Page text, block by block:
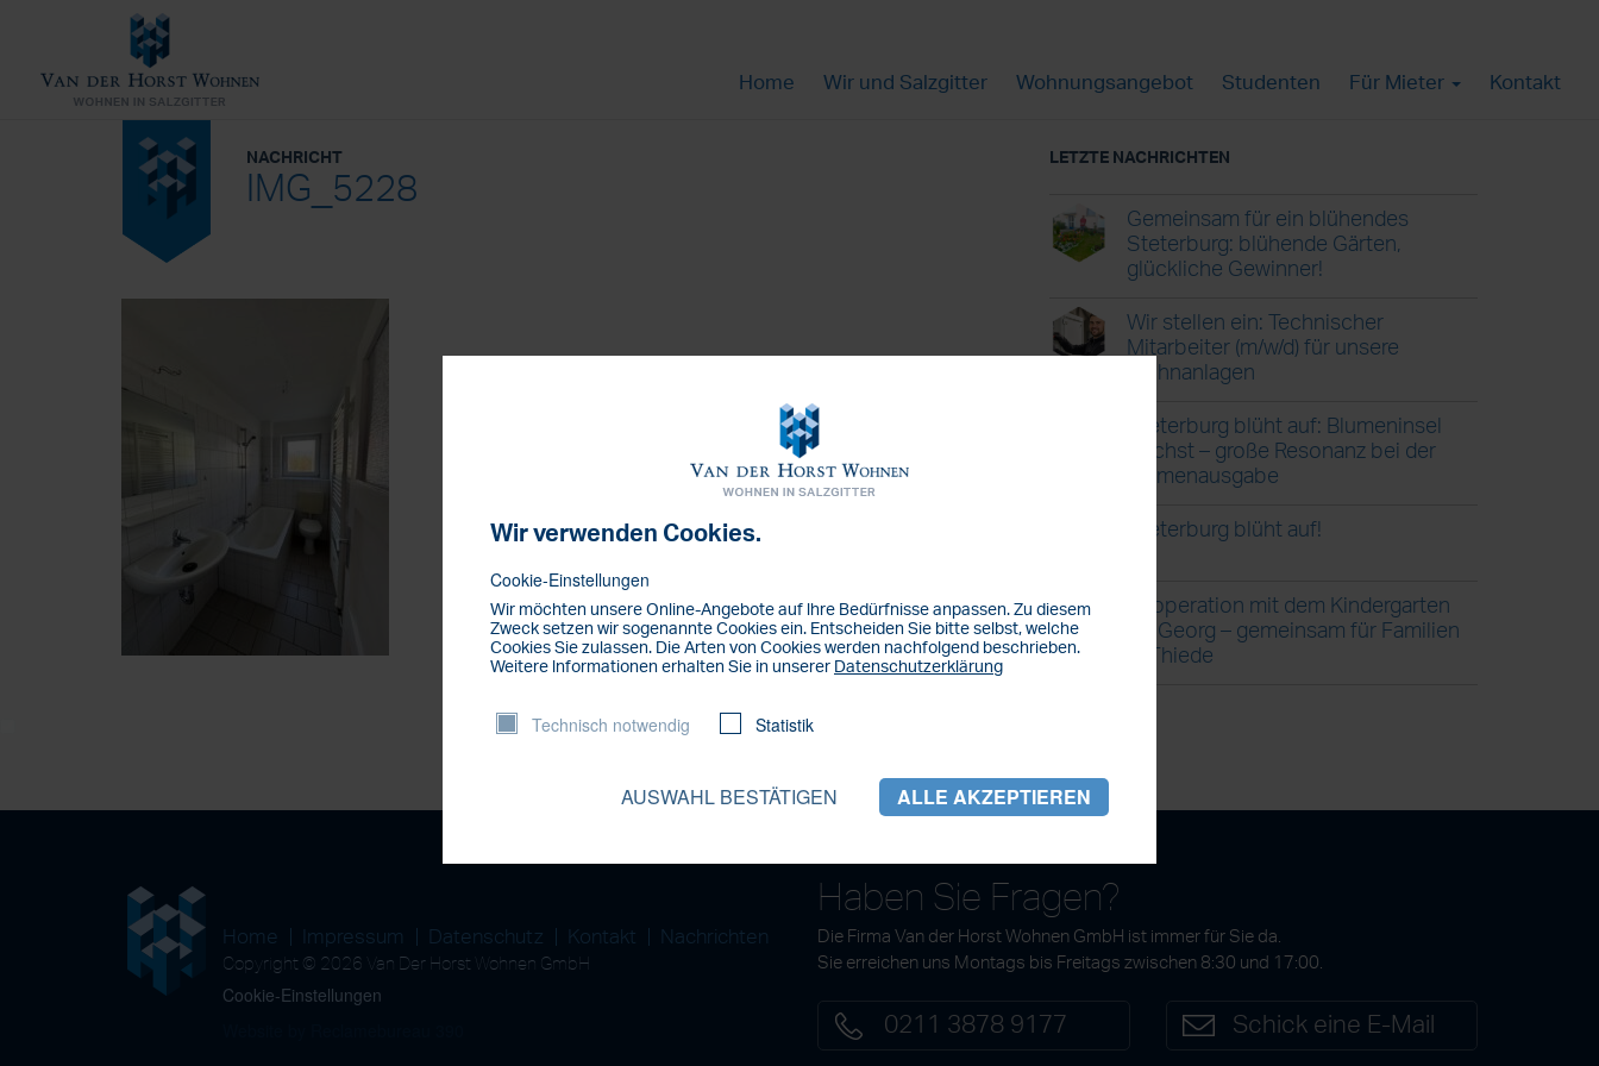
Home Wir und Salzgitter Wohnungsangebot Studenten Für Mieter Kontakt
NACHRICHT
IMG_5228
LETZTE NACHRICHTEN
Gemeinsam für ein blühendes
Steterburg: blühende Gärten,
glückliche Gewinner!
Wir stellen ein: Technischer
Mitarbeiter (m/w/d) für unsere
Wohnanlagen
Steterburg blüht auf: Blumeninsel
wächst – große Resonanz bei der
Blumenausgabe
Steterburg blüht auf!
Kooperation mit dem Kindergarten
St. Georg – gemeinsam für Familien
in Thiede
Home Impressum Datenschutz Kontakt Nachrichten
Copyright © 2026 Van Der Horst Wohnen GmbH
Cookie-Einstellungen
Haben Sie Fragen?
Die Firma Van der Horst Wohnen GmbH ist immer für Sie da.
Sie erreichen uns Montags bis Freitags zwischen 8:30 und 17:00.
0211 3878 9177 Schick eine E-Mail
Wir verwenden Cookies.
Cookie-Einstellungen
Wir möchten unsere Online-Angebote auf lhre Bedürfnisse anpassen. Zu diesem
Zweck setzen wir sogenannte Cookies ein. Entscheiden Sie bitte selbst, welche
Cookies Sie zulassen. Die Arten von Cookies werden nachfolgend beschrieben.
Weitere lnformationen erhalten Sie in unserer Datenschutzerklärung
Technisch notwendig Statistik
AUSWAHL BESTÄTIGEN ALLE AKZEPTIEREN